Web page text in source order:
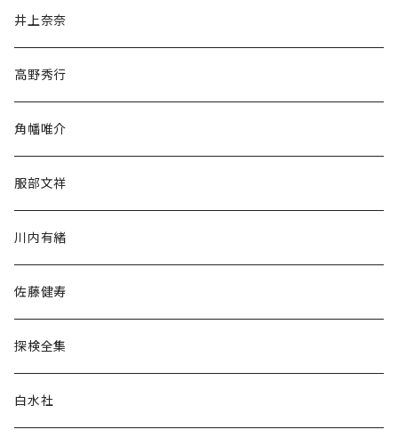
文学・小説・物語
随筆・ノンフィクション・その他
民族・風習
言語・ことば
井上奈奈
高野秀行
角幡唯介
服部文祥
川内有緒
佐藤健寿
探検全集
白水社